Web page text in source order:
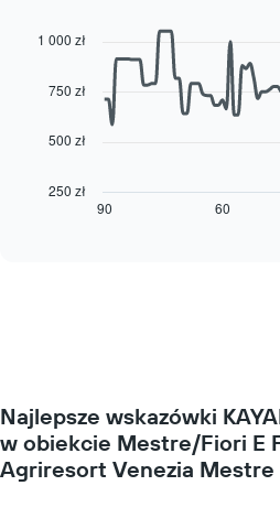
przedstawiającą
tygodnia.
ma
przedstawiającą
with
data
points.
Poniższy
pokazuje,
pobytu
Wykres
ma
1
90 60
250 zł
500 zł
750 zł
1 000 zł
Najlepsze wskazówki
w obiekcie Mestre/Fiori E
Agriresort Venezia Mestre